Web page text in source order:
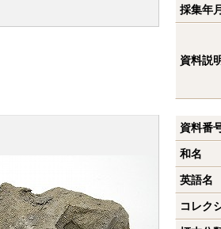
採集年
資料説
資料番
和名
英語名
コレク